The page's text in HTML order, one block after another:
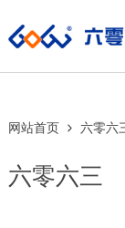
网站首页 六零六
六零六三